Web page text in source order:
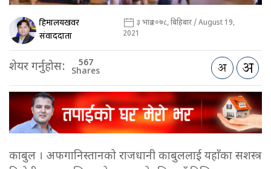
हिमालयखवर
संवाददाता
३ भाद्र २०७८, बिहिबार / August 19,
2021
शेयर गर्नुहोस: 567
Shares
काबुल । अफगानिस्तानको राजधानी काबुललाई यहाँका सशस्त्र